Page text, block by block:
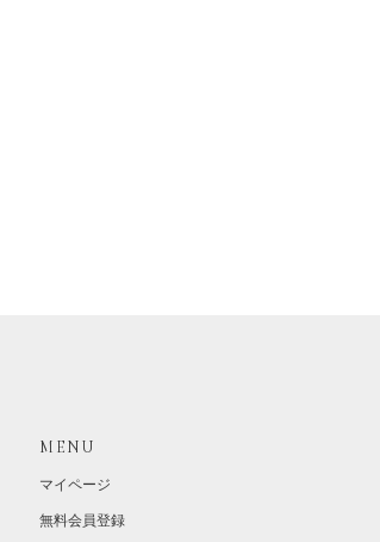
MENU
マイページ
無料会員登録